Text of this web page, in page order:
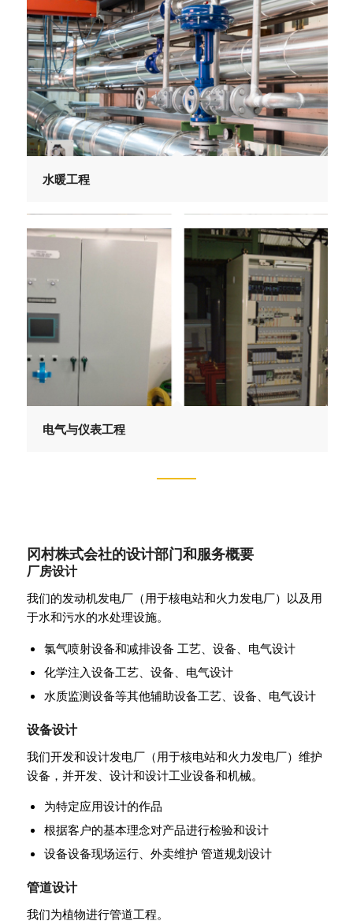
水暖工程
电气与仪表工程
冈村株式会社的设计部门和服务概要
厂房设计
我们的发动机发电厂（用于核电站和火力发电厂）以及用
于水和污水的水处理设施。
氯气喷射设备和减排设备 工艺、设备、电气设计
化学注入设备工艺、设备、电气设计
水质监测设备等其他辅助设备工艺、设备、电气设计
设备设计
我们开发和设计发电厂（用于核电站和火力发电厂）维护
设备，并开发、设计和设计工业设备和机械。
为特定应用设计的作品
根据客户的基本理念对产品进行检验和设计
设备设备现场运行、外卖维护 管道规划设计
管道设计
我们为植物进行管道工程。